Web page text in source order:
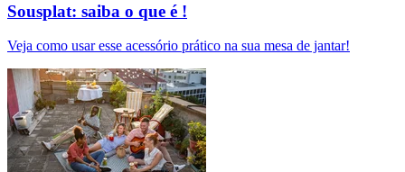
Sousplat: saiba o que é !
Veja como usar esse acessório prático na sua mesa de jantar!